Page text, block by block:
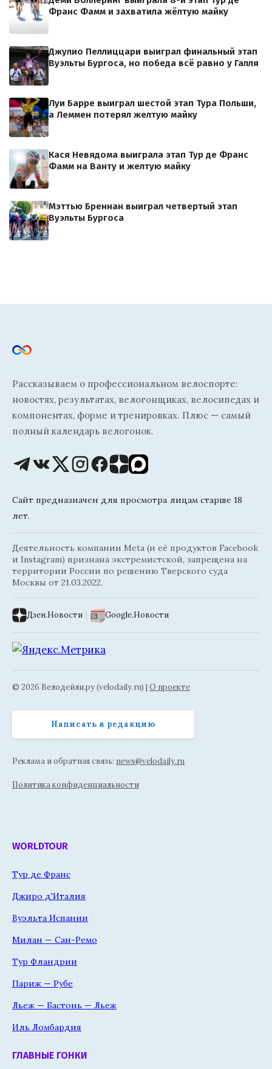
Франс Фамм и захватила жёлтую майку
Джулио Пеллиццари выиграл финальный этап
Вуэльты Бургоса, но победа всё равно у Галля
Луи Барре выиграл шестой этап Тура Польши,
а Леммен потерял желтую майку
Кася Невядома выиграла этап Тур де Франс
Фамм на Ванту и желтую майку
Мэттью Бреннан выиграл четвертый этап
Вуэльты Бургоса
Рассказываем о профессиональном велоспорте:
новостях, результатах, велогонщиках, велосипедах и
компонентах, форме и тренировках. Плюс — самый
полный календарь велогонок.
Сайт предназначен для просмотра лицам старше 18
лет.
Деятельность компании Meta (и её продуктов Facebook
и Instagram) признана экстремистской, запрещена на
территории России по решению Тверского суда
Москвы от 21.03.2022.
Дзен.Новости Google.Новости
© 2026 Велодейли.ру (velodaily.ru) | О проекте
Написать в редакцию
Реклама и обратная связь: news@velodaily.ru
Политика конфиденциальности
WORLDTOUR
Тур де Франс
Джиро д'Италия
Вуэльта Испании
Милан — Сан-Ремо
Тур Фландрии
Париж — Рубе
Льеж — Бастонь — Льеж
Иль Ломбардия
ГЛАВНЫЕ ГОНКИ